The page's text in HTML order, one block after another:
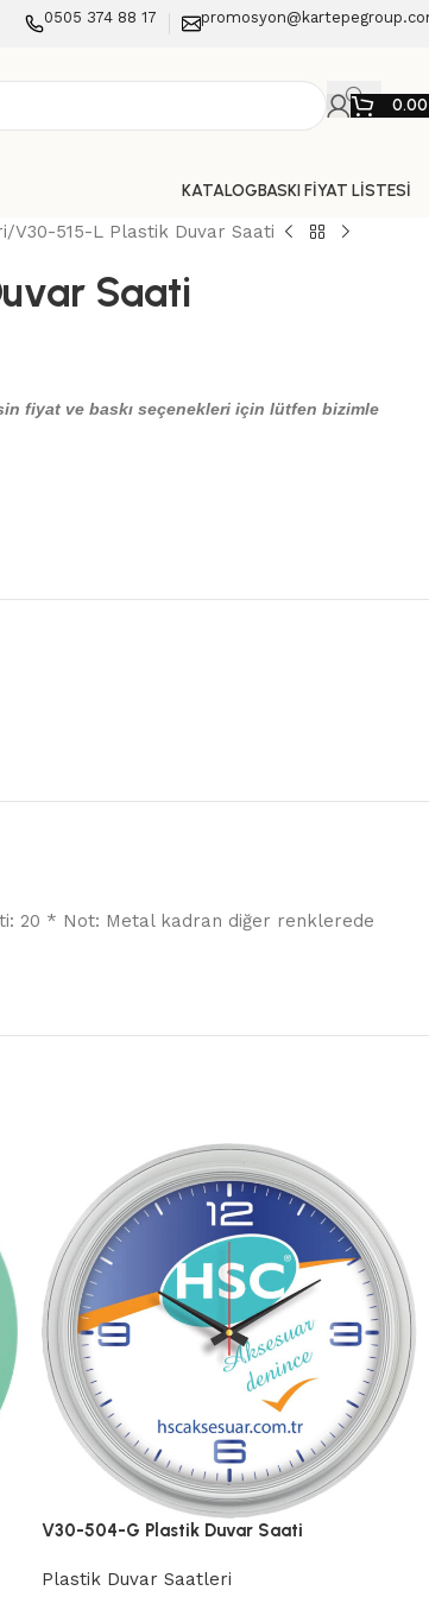
0505 374 88 17
KATALOGBASKI FİYAT LİSTESİ
V30-515-L Plastik Duvar Saati
Saati
fiyat ve baskı seçenekleri için lütfen bizimle
20 * Not: Metal kadran diğer renklerede
V30-504-G Plastik Duvar Saati
Plastik Duvar Saatleri